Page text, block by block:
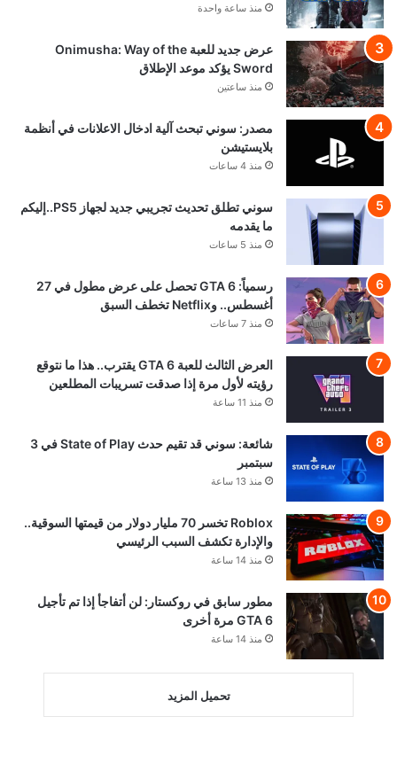
منذ ساعة واحدة
عرض جديد للعبة Onimusha: Way of the
Sword يؤكد موعد الإطلاق
منذ ساعتين
مصدر: سوني تبحث آلية ادخال الاعلانات في أنظمة
بلايستيشن
منذ 4 ساعات
سوني تطلق تحديث تجريبي جديد لجهاز PS5..إليكم
ما يقدمه
منذ 5 ساعات
رسمياً: GTA 6 تحصل على عرض مطول في 27
أغسطس.. وNetflix تخطف السبق
منذ 7 ساعات
العرض الثالث للعبة GTA 6 يقترب.. هذا ما نتوقع
رؤيته لأول مرة إذا صدقت تسريبات المطلعين
منذ 11 ساعة
شائعة: سوني قد تقيم حدث State of Play في 3
سبتمبر
منذ 13 ساعة
Roblox تخسر 70 مليار دولار من قيمتها السوقية..
والإدارة تكشف السبب الرئيسي
منذ 14 ساعة
مطور سابق في روكستار: لن أتفاجأ إذا تم تأجيل
GTA 6 مرة أخرى
منذ 14 ساعة
تحميل المزيد